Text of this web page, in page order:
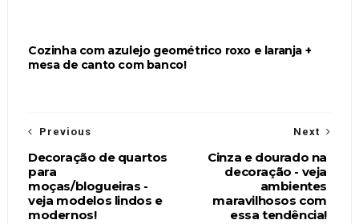
Cozinha com azulejo geométrico roxo e laranja +
mesa de canto com banco!
Next
Cinza e dourado na
decoração - veja
ambientes
maravilhosos com
essa tendência!
Previous
Decoração de quartos
para
moças/blogueiras -
veja modelos lindos e
modernos!